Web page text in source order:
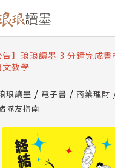
告】琅琅讀墨數位閱讀資
告】琅琅讀墨書櫃開通常見
告】琅琅讀墨 3 分鐘完成
文教學
】琅琅讀墨數位閱讀資產
琅讀墨 電子書 商業理財
隊友指南